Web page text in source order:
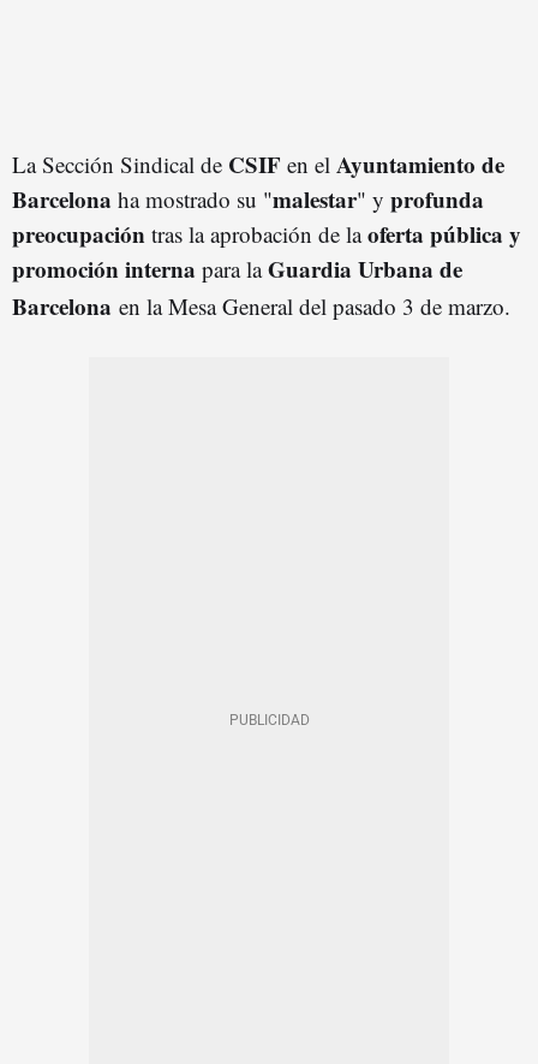
La Sección Sindical de CSIF en el Ayuntamiento de
Barcelona ha mostrado su "malestar" y profunda
preocupación tras la aprobación de laoferta pública y
promoción interna para laGuardia Urbana de
Barcelona en la Mesa General del pasado 3 de marzo.